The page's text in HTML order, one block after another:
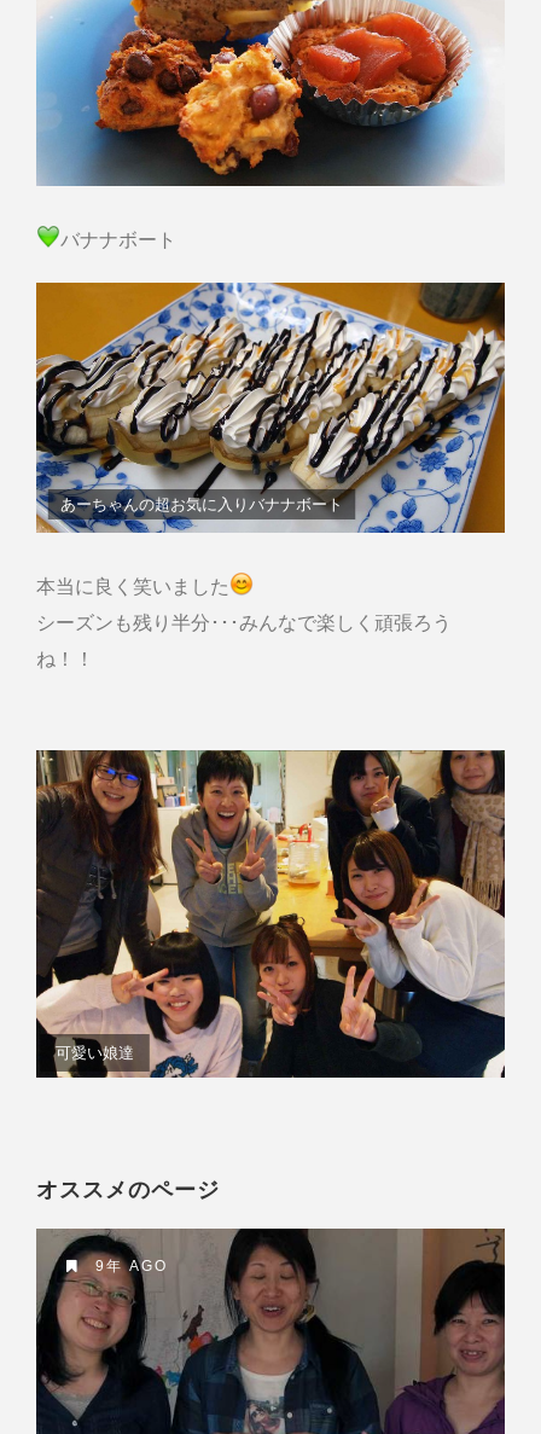
バナナボート
あーちゃんの超お気に入りバナナボート
本当に良く笑いました
シーズンも残り半分･･･みんなで楽しく頑張ろう
ね！！
可愛い娘達
オススメのページ
9年 AGO